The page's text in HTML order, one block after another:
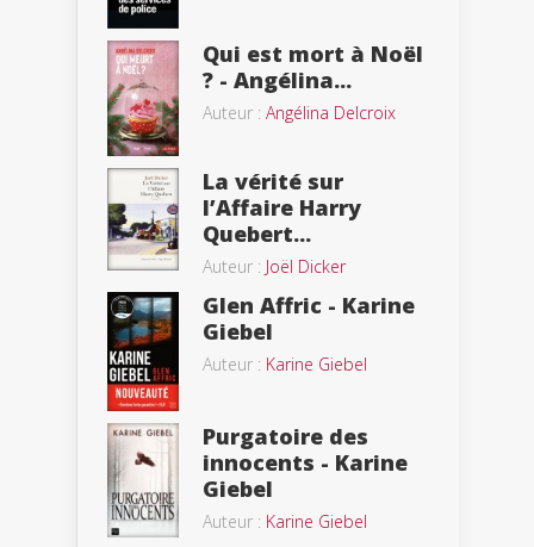
Qui est mort à Noël
? - Angélina...
Auteur : Angélina Delcroix
La vérité sur
l’Affaire Harry
Quebert...
Auteur : Joël Dicker
Glen Affric - Karine
Giebel
Auteur : Karine Giebel
Purgatoire des
innocents - Karine
Giebel
Auteur : Karine Giebel